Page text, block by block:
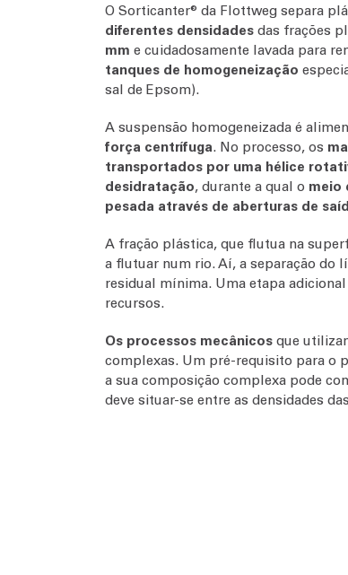
O Sorticanter® da Flottweg separa
diferentes densidades das frações
mm e cuidadosamente lavada para
tanques de homogeneização
sal de Epsom).
A suspensão homogeneizada é
força centrífuga. No processo, os
transportados por uma hélice
desidratação, durante a qual o meio
pesada através de aberturas de
A fração plástica, que flutua na
a flutuar num rio. Aí, a separação do
residual mínima. Uma etapa
recursos.
Os processos mecânicos que
complexas. Um pré-requisito para o
a sua composição complexa pode
deve situar-se entre as densidades